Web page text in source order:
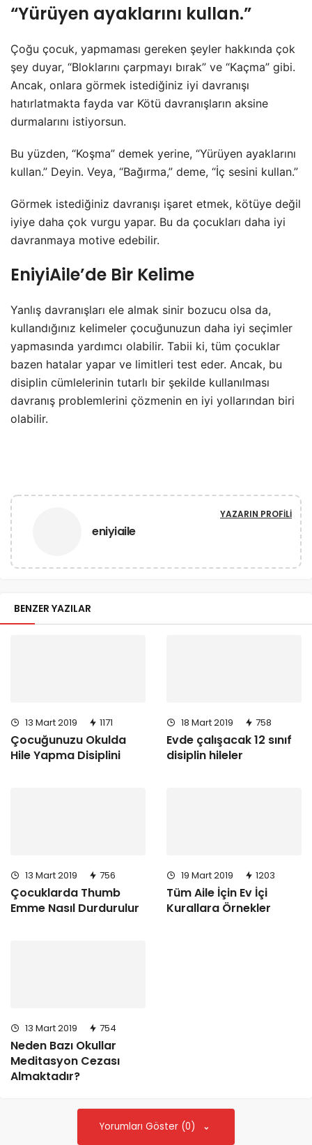
“Yürüyen ayaklarını kullan.”
Çoğu çocuk, yapmaması gereken şeyler hakkında çok
şey duyar, “Bloklarını çarpmayı bırak” ve “Kaçma” gibi.
Ancak, onlara görmek istediğiniz iyi davranışı
hatırlatmakta fayda var Kötü davranışların aksine
durmalarını istiyorsun.
Bu yüzden, “Koşma” demek yerine, “Yürüyen ayaklarını
kullan.” Deyin. Veya, “Bağırma,” deme, “İç sesini kullan.”
Görmek istediğiniz davranışı işaret etmek, kötüye değil
iyiye daha çok vurgu yapar. Bu da çocukları daha iyi
davranmaya motive edebilir.
EniyiAile’de Bir Kelime
Yanlış davranışları ele almak sinir bozucu olsa da,
kullandığınız kelimeler çocuğunuzun daha iyi seçimler
yapmasında yardımcı olabilir. Tabii ki, tüm çocuklar
bazen hatalar yapar ve limitleri test eder. Ancak, bu
disiplin cümlelerinin tutarlı bir şekilde kullanılması
davranış problemlerini çözmenin en iyi yollarından biri
olabilir.
eniyiaile
YAZARIN PROFILI
BENZER YAZILAR
13 Mart 2019 1171
Çocuğunuzu Okulda
Hile Yapma Disiplini
18 Mart 2019 758
Evde çalışacak 12 sınıf
disiplin hileler
13 Mart 2019 756
Çocuklarda Thumb
Emme Nasıl Durdurulur
19 Mart 2019 1203
Tüm Aile İçin Ev İçi
Kurallara Örnekler
13 Mart 2019 754
Neden Bazı Okullar
Meditasyon Cezası
Almaktadır?
Yorumları Göster (0)